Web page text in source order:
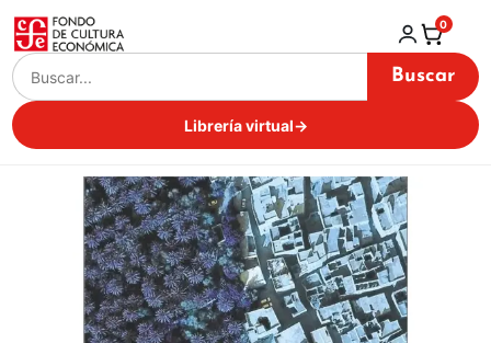
Buscar
Librería virtual→
0